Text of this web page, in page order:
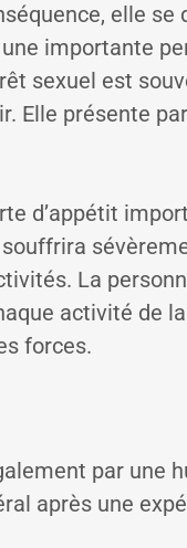
elle se
importante
sexuel est
Elle présente
d’appétit
La
activité de
forces.
par une
après une